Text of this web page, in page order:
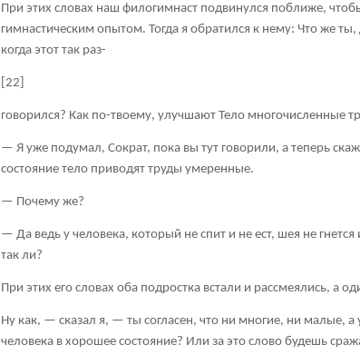
При этих словах наш филогимнаст подвинулся поближе,
гимнастическим опытом. Тогда я обратился к нему: Что же
когда этот так раз-
[22]
говорился? Как по-твоему, улучшают Тело многочисленные
— Я уже подумал, Сократ, пока вы тут говорили, а теперь
состояние тело приводят труды умеренные.
— Почему же?
— Да ведь у человека, который не спит и не ест, шея не
так ли?
При этих его словах оба подростка встали и рассмеялись, а
Ну как, — сказал я, — ты согласен, что ни многие, ни малые,
человека в хорошее состояние? Или за это слово будешь